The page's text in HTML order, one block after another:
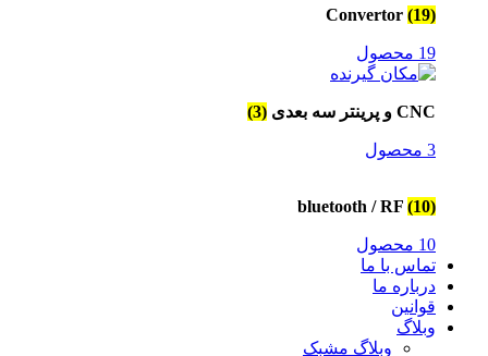
Convertor (19)
19 محصول
CNC و پرینتر سه بعدی (3)
3 محصول
bluetooth / RF (10)
10 محصول
تماس با ما
درباره ما
قوانین
وبلاگ
وبلاگ مشبک